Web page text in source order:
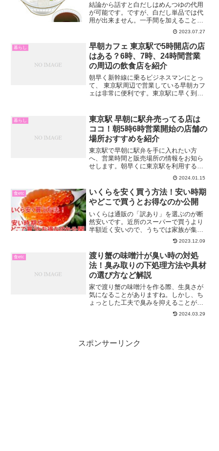
結論から話すと白だしはめんつゆの代用
が可能です。ですが、白だし単品では代
用が出来ません。一手間を加えることに
よって、白だしはめんつゆの代用品とし
て使用出来るのです。今回はそんな白だ
しについて3つ事を解説していきます。・
めんつゆの代わりに白だ...
2023.07.27
暮らし
早朝カフェ 東京駅で5時開店の店
はある？6時、7時、24時間営業
の周辺の飲食店を紹介
朝早く新幹線に乗るビジネスマンにとっ
て、 東京駅周辺で営業している早朝カフ
ェは非常に便利です。東京駅に早く到着
し、多くの店舗はまだ開店していないこ
とが一般的です。そこ...
暮らし
東京駅 早朝に駅弁売ってる店は
ココ！朝5時6時営業開始の店舗の
場所おすすめを紹介
東京駅で早朝に駅弁を手に入れたい方
へ、営業時間と販売場所の情報をお知ら
せします。朝早くに東京駅を利用する方
は、美味しい駅弁を手に入れたいと考え
ていることでしょう。しかし、早朝に営
業している店を見つけるのはなかなか難
しいものです。そこで、以下...
2024.01.15
食etc
いくらを安く買う方法！安い時期
やどこで買うとお得なのか公開
いくらは通販の「訳あり」を選ぶのが断
然安いです。近所のスーパーで買うより
半額近く安いので、うちでは家族が集ま
る年末とかでは必ず通販で購入していま
す。家族で食べるのなら見た目がちょっ
と崩れているだけで味も普通なので「訳
あり」で十分ですよ。例え...
2023.12.09
食etc
渡り蟹の味噌汁が臭い時の対処
法！臭み取りの下処理方法や具材
の選び方など解説
家で渡り蟹の味噌汁を作る際、生臭さが
気になることがありますね。しかし、ち
ょっとした工夫で臭みを抑えることがで
きます。この記事ではこんなことをまと
めています。 渡り蟹の味噌汁を作る際に
2024.03.29
スポンサーリンク